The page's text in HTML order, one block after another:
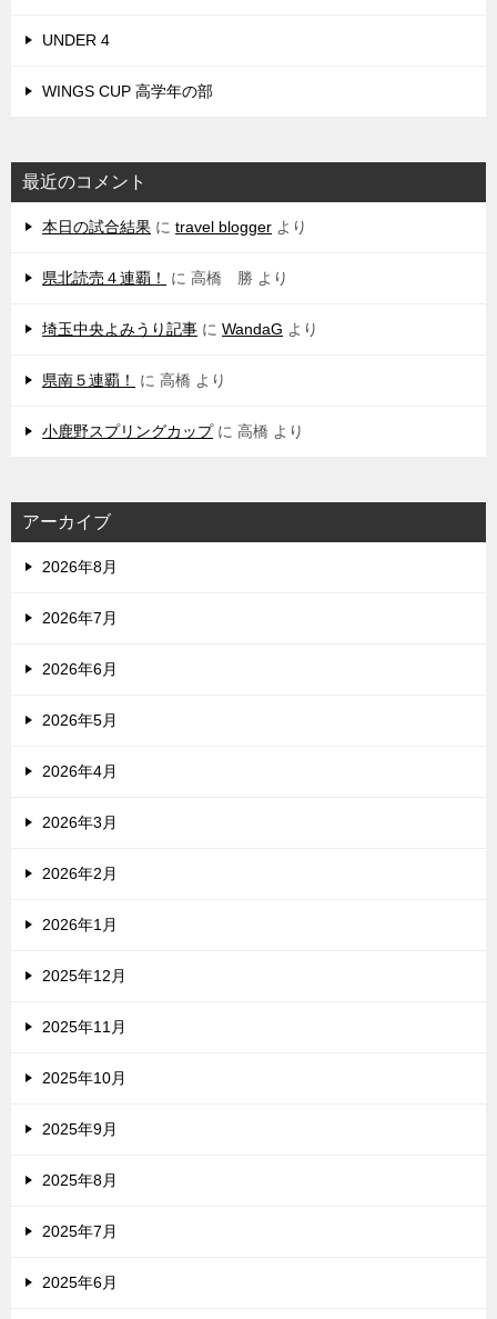
UNDER 4
WINGS CUP 高学年の部
最近のコメント
本日の試合結果 に travel blogger より
県北読売４連覇！ に 高橋 勝 より
埼玉中央よみうり記事 に WandaG より
県南５連覇！ に 高橋 より
小鹿野スプリングカップに 高橋 より
アーカイブ
2026年8月
2026年7月
2026年6月
2026年5月
2026年4月
2026年3月
2026年2月
2026年1月
2025年12月
2025年11月
2025年10月
2025年9月
2025年8月
2025年7月
2025年6月